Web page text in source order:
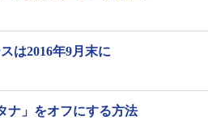
R2（下）の「サーバーマネージャー」。
インストールオプションである
は2016年9月末に
ナ」をオフにする方法